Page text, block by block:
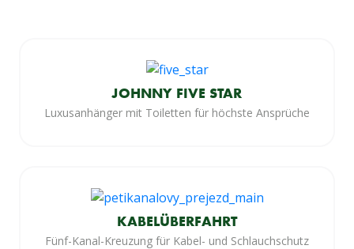
JOHNNY FIVE STAR
Luxusanhänger mit Toiletten für höchste Ansprüche
KABELÜBERFAHRT
Fünf-Kanal-Kreuzung für Kabel- und Schlauchschutz